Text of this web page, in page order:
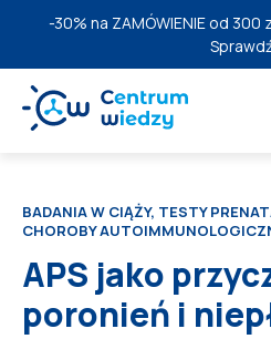
-30% na ZAMÓWIENIE od 300
BADANIA W CIĄŻY, TESTY
CHOROBY
APS jako
poronień i